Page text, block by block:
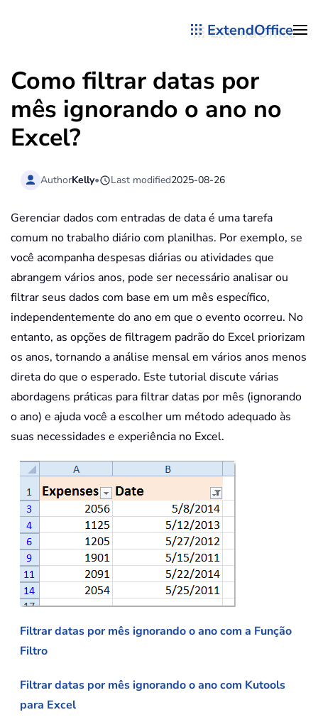
ExtendOffice
Como filtrar datas por
mês ignorando o ano no
Excel?
AuthorKelly• Last modified2025-08-26
Gerenciar dados com entradas de data é uma tarefa
comum no trabalho diário com planilhas. Por exemplo, se
você acompanha despesas diárias ou atividades que
abrangem vários anos, pode ser necessário analisar ou
filtrar seus dados com base em um mês específico,
independentemente do ano em que o evento ocorreu. No
entanto, as opções de filtragem padrão do Excel priorizam
os anos, tornando a análise mensal em vários anos menos
direta do que o esperado. Este tutorial discute várias
abordagens práticas para filtrar datas por mês (ignorando
o ano) e ajuda você a escolher um método adequado às
suas necessidades e experiência no Excel.
Filtrar datas por mês ignorando o ano com a Função
Filtro
Filtrar datas por mês ignorando o ano com Kutools
para Excel